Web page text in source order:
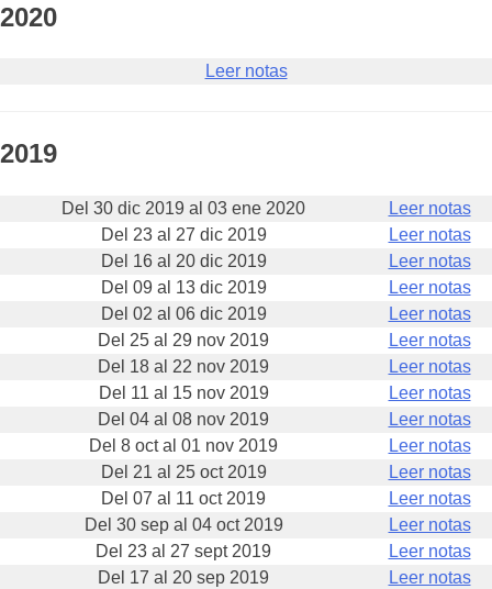
2020
Leer notas
2019
Del 30 dic 2019 al 03 ene 2020
Leer notas
Del 23 al 27 dic 2019
Leer notas
Del 16 al 20 dic 2019
Leer notas
Del 09 al 13 dic 2019
Leer notas
Del 02 al 06 dic 2019
Leer notas
Del 25 al 29 nov 2019
Leer notas
Del 18 al 22 nov 2019
Leer notas
Del 11 al 15 nov 2019
Leer notas
Del 04 al 08 nov 2019
Leer notas
Del 8 oct al 01 nov 2019
Leer notas
Del 21 al 25 oct 2019
Leer notas
Del 07 al 11 oct 2019
Leer notas
Del 30 sep al 04 oct 2019
Leer notas
Del 23 al 27 sept 2019
Leer notas
Del 17 al 20 sep 2019
Leer notas